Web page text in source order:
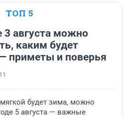
ТОП 5
3 августа можно
каким будет
приметы и поверья
11
будет зима, можно
5 августа — важные